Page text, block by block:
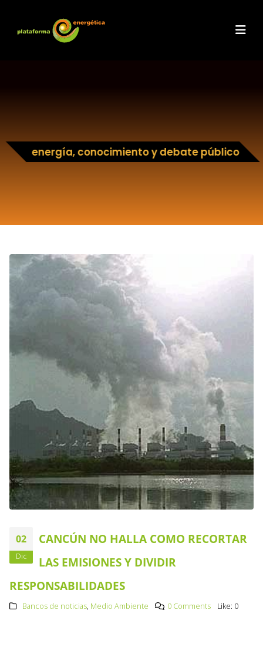
energía, conocimiento y debate público
02
Dic
CANCÚN NO HALLA COMO RECORTAR
LAS EMISIONES Y DIVIDIR
RESPONSABILIDADES
Bancos de noticias, Medio Ambiente 0 Comments Like: 0